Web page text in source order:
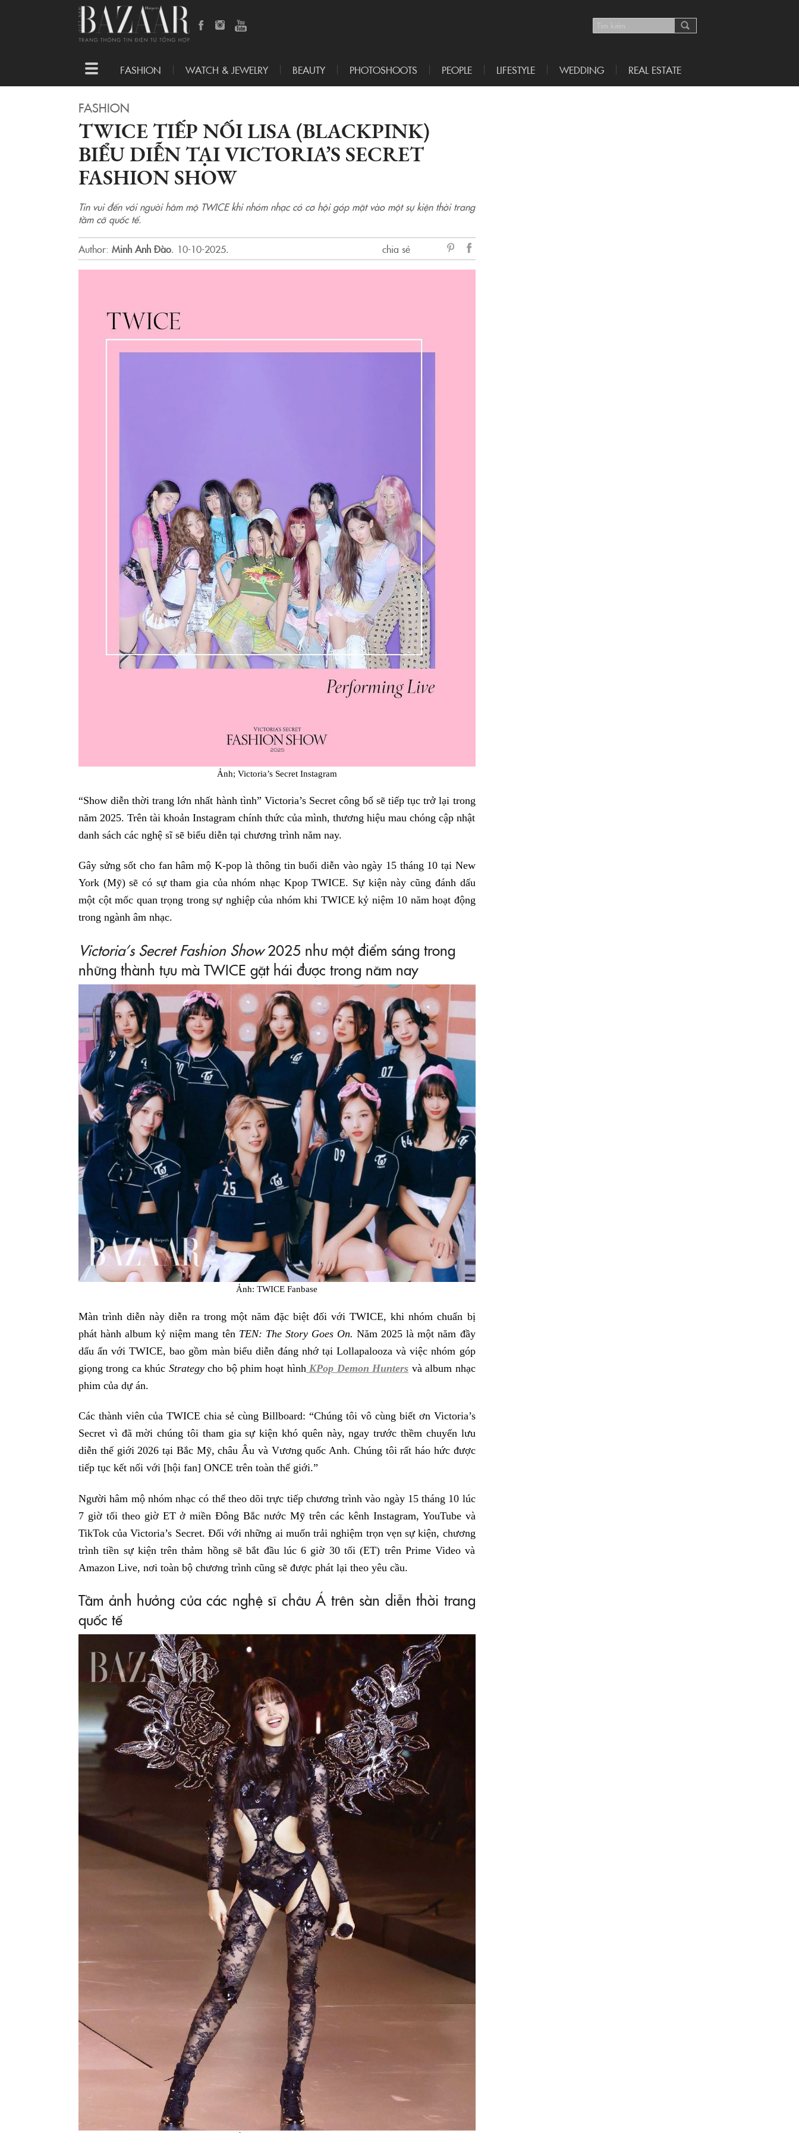
Toggle
navigation
FASHION WATCH & JEWELRY BEAUTY PHOTOSHOOTS PEOPLE LIFESTYLE WEDDING REAL ESTATE
FASHION
TWICE TIẾP NỐI LISA (BLACKPINK)
BIỂU DIỄN TẠI VICTORIA’S SECRET
FASHION SHOW
Tin vui đến với người hâm mộ TWICE khi nhóm nhạc có cơ hội góp mặt vào một sự kiện thời trang
tầm cỡ quốc tế.
Author: Minh Anh Đào. 10-10-2025.
chia sẻ
Ảnh; Victoria’s Secret Instagram
“Show diễn thời trang lớn nhất hành tình” Victoria’s Secret công bố sẽ tiếp tục trở lại trong
năm 2025. Trên tài khoản Instagram chính thức của mình, thương hiệu mau chóng cập nhật
danh sách các nghệ sĩ sẽ biểu diễn tại chương trình năm nay.
Gây sửng sốt cho fan hâm mộ K-pop là thông tin buổi diễn vào ngày 15 tháng 10 tại New
York (Mỹ) sẽ có sự tham gia của nhóm nhạc Kpop TWICE. Sự kiện này cũng đánh dấu
một cột mốc quan trọng trong sự nghiệp của nhóm khi TWICE kỷ niệm 10 năm hoạt động
trong ngành âm nhạc.
Victoria’s Secret Fashion Show2025 như một điểm sáng trong
những thành tựu mà TWICE gặt hái được trong năm nay
Ảnh: TWICE Fanbase
Màn trình diễn này diễn ra trong một năm đặc biệt đối với TWICE, khi nhóm chuẩn bị
phát hành album kỷ niệm mang tên TEN: The Story Goes On. Năm 2025 là một năm đầy
dấu ấn với TWICE, bao gồm màn biểu diễn đáng nhớ tại Lollapalooza và việc nhóm góp
giọng trong ca khúc Strategycho bộ phim hoạt hình KPop Demon Hunters và album nhạc
phim của dự án.
Các thành viên của TWICE chia sẻ cùng Billboard: “Chúng tôi vô cùng biết ơn Victoria’s
Secret vì đã mời chúng tôi tham gia sự kiện khó quên này, ngay trước thềm chuyến lưu
diễn thế giới 2026 tại Bắc Mỹ, châu Âu và Vương quốc Anh. Chúng tôi rất háo hức được
tiếp tục kết nối với [hội fan] ONCE trên toàn thế giới.”
Người hâm mộ nhóm nhạc có thể theo dõi trực tiếp chương trình vào ngày 15 tháng 10 lúc
7 giờ tối theo giờ ET ở miền Đông Bắc nước Mỹ trên các kênh Instagram, YouTube và
TikTok của Victoria’s Secret. Đối với những ai muốn trải nghiệm trọn vẹn sự kiện, chương
trình tiền sự kiện trên thảm hồng sẽ bắt đầu lúc 6 giờ 30 tối (ET) trên Prime Video và
Amazon Live, nơi toàn bộ chương trình cũng sẽ được phát lại theo yêu cầu.
Tầm ảnh hưởng của các nghệ sĩ châu Á trên sàn diễn thời trang
quốc tế